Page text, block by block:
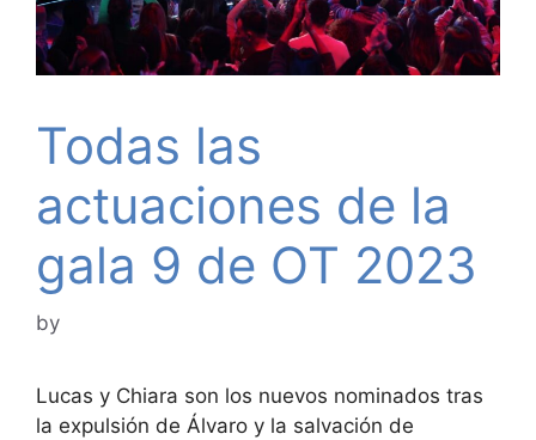
Todas las
actuaciones de la
gala 9 de OT 2023
by
Lucas y Chiara son los nuevos nominados tras
la expulsión de Álvaro y la salvación de